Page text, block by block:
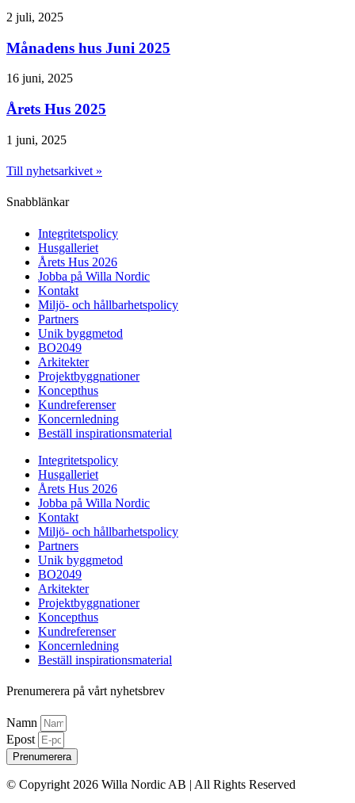
2 juli, 2025
Månadens hus Juni 2025
16 juni, 2025
Årets Hus 2025
1 juni, 2025
Till nyhetsarkivet »
Snabblänkar
Integritetspolicy
Husgalleriet
Årets Hus 2026
Jobba på Willa Nordic
Kontakt
Miljö- och hållbarhetspolicy
Partners
Unik byggmetod
BO2049
Arkitekter
Projektbyggnationer
Koncepthus
Kundreferenser
Koncernledning
Beställ inspirationsmaterial
Integritetspolicy
Husgalleriet
Årets Hus 2026
Jobba på Willa Nordic
Kontakt
Miljö- och hållbarhetspolicy
Partners
Unik byggmetod
BO2049
Arkitekter
Projektbyggnationer
Koncepthus
Kundreferenser
Koncernledning
Beställ inspirationsmaterial
Prenumerera på vårt nyhetsbrev
Namn
Epost
Prenumerera
© Copyright 2026 Willa Nordic AB | All Rights Reserved